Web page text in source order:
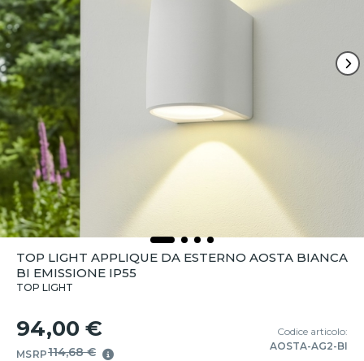
TOP LIGHT APPLIQUE DA ESTERNO AOSTA BIANCA
BI EMISSIONE IP55
TOP LIGHT
94,00 €
MSRP114,68 €
Codice articolo:
AOSTA-AG2-BI